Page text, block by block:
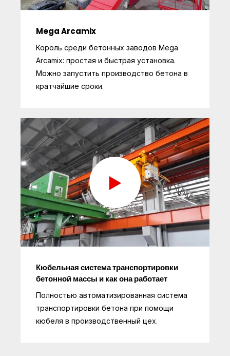
Mega Arcamix
Король среди бетонных заводов Mega
Arcamix: простая и быстрая установка.
Можно запустить производство бетона в
кратчайшие сроки.
Кюбельная система транспортировки
бетонной массы и как она работает
Полностью автоматизированная система
транспортировки бетона при помощи
кюбеля в производственный цех.